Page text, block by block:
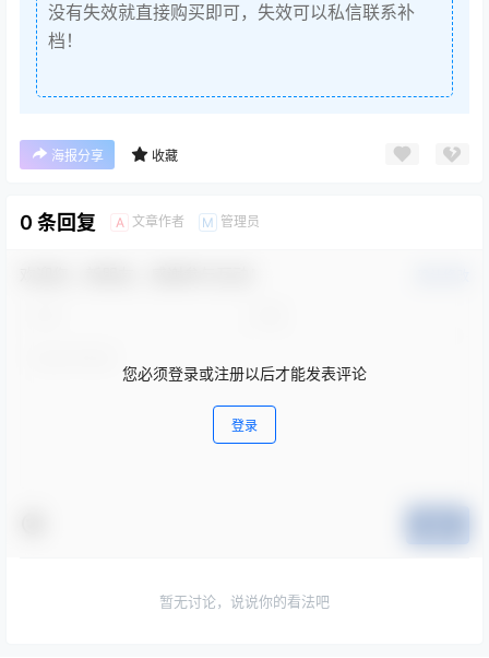
没有失效就直接购买即可，失效可以私信联系补
档！
海报分享 收藏
0 条回复 A 文章作者 M 管理员
您必须登录或注册以后才能发表评论
登录
暂无讨论，说说你的看法吧